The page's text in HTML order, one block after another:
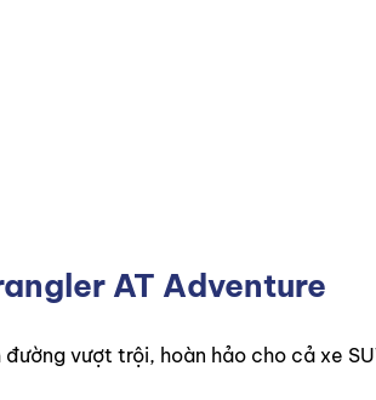
AT Adventure
vượt trội, hoàn hảo cho cả xe